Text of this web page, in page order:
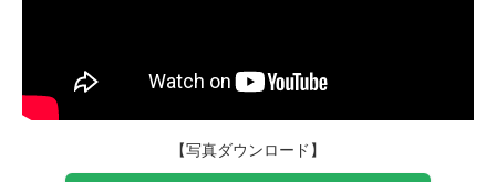
【写真ダウンロード】